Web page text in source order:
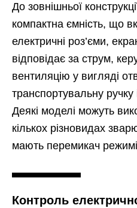
До зовнішньої
компактна ємність, що
електричні роз’єми,
відповідає за струм,
вентиляцію у вигляді
транспортувальну ручку
Деякі моделі можуть
кількох різновидах
мають перемикач
Контроль